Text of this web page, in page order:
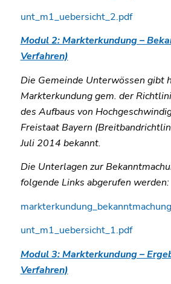
unt_m1_uebersicht_2.pdf
Modul 2: Markterkundung –
Verfahren)
Die Gemeinde Unterwössen gibt
Markterkundung gem. der
des Aufbaus von
Freistaat Bayern
Juli 2014 bekannt.
Die Unterlagen zur
folgende Links abgerufen werden:
unt_m1_uebersicht_1.pdf
Modul 3: Markterkundung –
Verfahren)